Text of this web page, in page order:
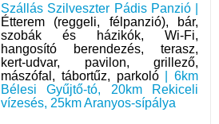
Szállás Szilveszter Pádis Panzió |
Étterem (reggeli, félpanzió), bár,
szobák és házikók, Wi-Fi,
hangosító berendezés, terasz,
kert-udvar, pavilon, grillező,
mászófal, tábortűz, parkoló| 6km
Bélesi Gyűjtő-tó, 20km Rekiceli
vízesés, 25km Aranyos-sípálya